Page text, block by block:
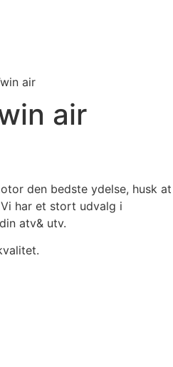
air
air
den bedste ydelse, husk at
har et stort udvalg i
atv& utv.